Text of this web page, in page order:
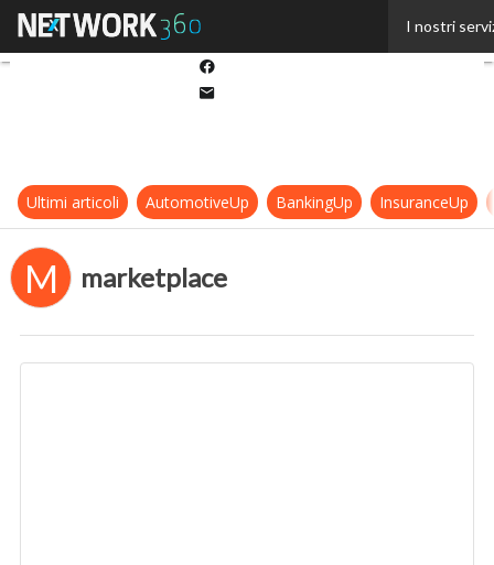
I nostri
Ultimi articoli AutomotiveUp BankingUp InsuranceUp
M marketplace